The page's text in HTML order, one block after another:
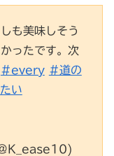
も美味しそう
ったです。次
#every #道の
い